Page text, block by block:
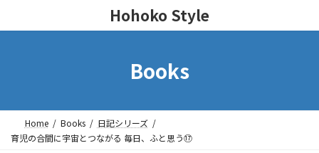
Hohoko Style
Books
Home Books
日記シリーズ
育児の合間に宇宙とつながる 毎日、ふと思う⑰